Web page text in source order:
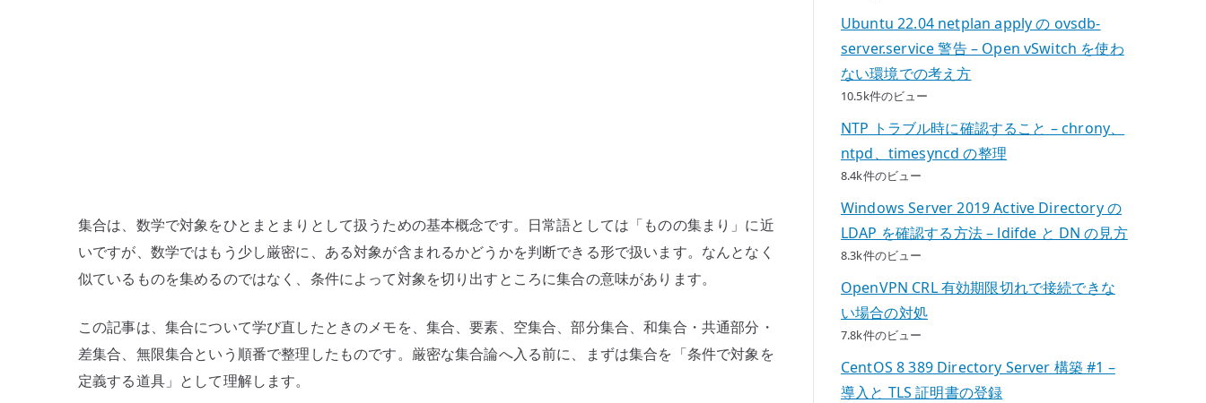
と
め
る
め
の
集合は、数学で対象をひとまとまりとして扱うための基本概念です。日常語としては「ものの集まり」に近
いですが、数学ではもう少し厳密に、ある対象が含まれるかどうかを判断できる形で扱います。なんとなく
似ているものを集めるのではなく、条件によって対象を切り出すところに集合の意味があります。
この記事は、集合について学び直したときのメモを、集合、要素、空集合、部分集合、和集合・共通部分・
差集合、無限集合という順番で整理したものです。厳密な集合論へ入る前に、まずは集合を「条件で対象を
定義する道具」として理解します。
Ubuntu 22.04 netplan apply の ovsdb-
server.service 警告 – Open vSwitch を使わ
ない環境での考え方
10.5k件のビュー
NTP トラブル時に確認すること – chrony、
ntpd、timesyncd の整理
8.4k件のビュー
Windows Server 2019 Active Directory の
LDAP を確認する方法 – ldifde と DN の見方
8.3k件のビュー
OpenVPN CRL 有効期限切れで接続できな
い場合の対処
7.8k件のビュー
CentOS 8 389 Directory Server 構築 #1 –
導入と TLS 証明書の登録